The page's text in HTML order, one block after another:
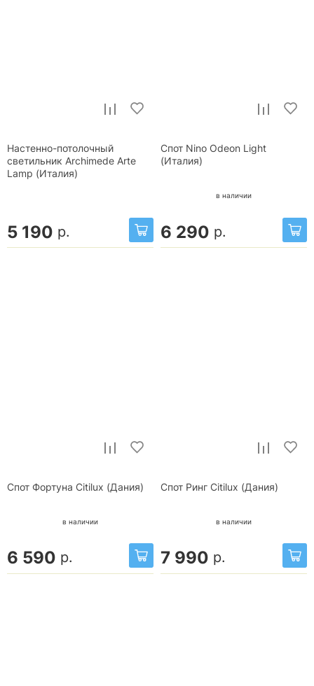
Настенно-потолочный
светильник Archimede Arte
Lamp (Италия)
5 190 р.
Спот Nino Odeon Light
(Италия)
в наличии
6 290 р.
Спот Фортуна Citilux (Дания)
в наличии
6 590 р.
Спот Ринг Citilux (Дания)
в наличии
7 990 р.